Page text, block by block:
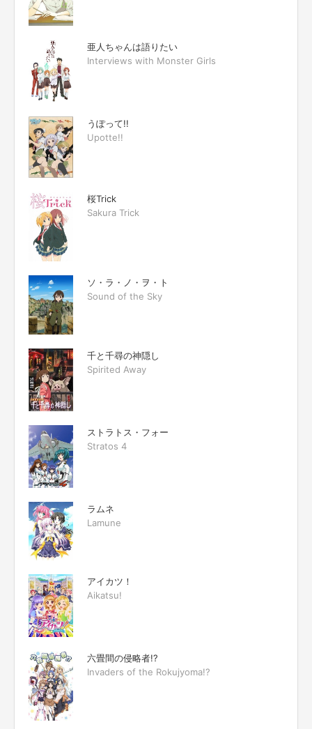
亜人ちゃんは語りたい
Interviews with Monster Girls
うぽって!!
Upotte!!
桜Trick
Sakura Trick
ソ・ラ・ノ・ヲ・ト
Sound of the Sky
千と千尋の神隠し
Spirited Away
ストラトス・フォー
Stratos 4
ラムネ
Lamune
アイカツ！
Aikatsu!
六畳間の侵略者!?
Invaders of the Rokujyoma!?